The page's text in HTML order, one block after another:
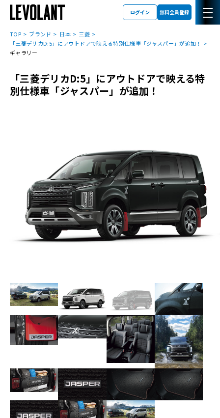
ログイン 無料会員登録
TOP ブランド 日本
三菱
「三菱デリカD:5」にアウトドアで映える特別仕様車「ジャスパー」が追加！
ギャラリー
「三菱デリカD:5」にアウトドアで映える特
別仕様車「ジャスパー」が追加！